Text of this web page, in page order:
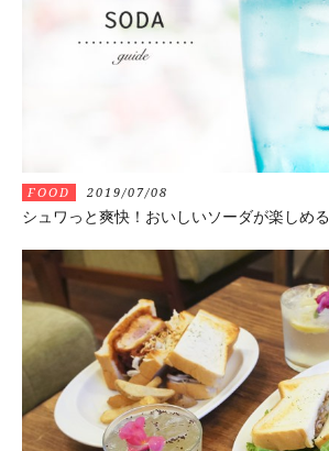
FOOD 2019/07/08
シュワっと爽快！おいしいソーダが楽しめ